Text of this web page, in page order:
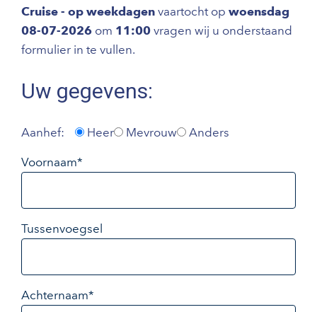
Cruise - op weekdagen vaartocht op woensdag
08-07-2026 om 11:00 vragen wij u onderstaand
formulier in te vullen.
Uw gegevens:
Aanhef: Heer Mevrouw Anders
Voornaam*
Tussenvoegsel
Achternaam*